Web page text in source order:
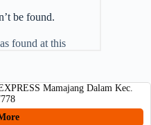
Mamajang Dalam Kec.